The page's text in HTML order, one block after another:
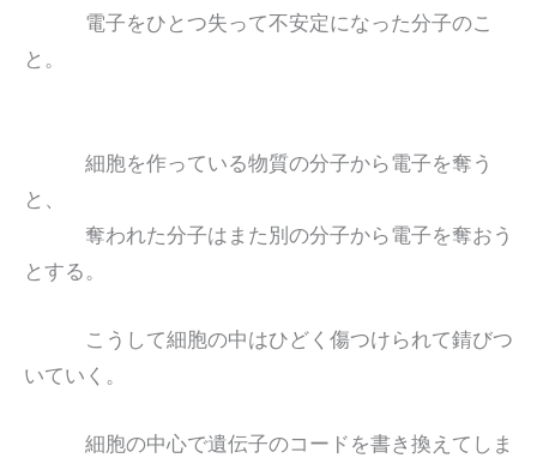
電子をひとつ失って不安定になった分子のこ
と。
細胞を作っている物質の分子から電子を奪う
と、
奪われた分子はまた別の分子から電子を奪おう
とする。
こうして細胞の中はひどく傷つけられて錆びつ
いていく。
細胞の中心で遺伝子のコードを書き換えてしま